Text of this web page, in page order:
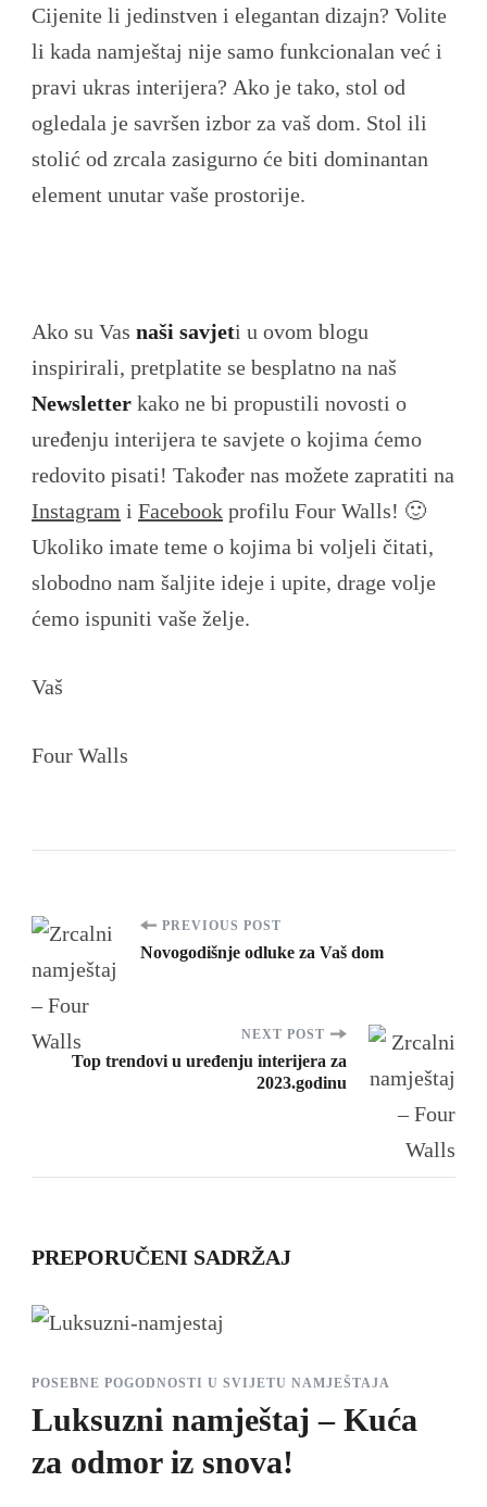
Cijenite li jedinstven i elegantan dizajn? Volite
li kada namještaj nije samo funkcionalan već i
pravi ukras interijera? Ako je tako, stol od
ogledala je savršen izbor za vaš dom. Stol ili
stolić od zrcala zasigurno će biti dominantan
element unutar vaše prostorije.
Ako su Vas naši savjeti u ovom blogu
inspirirali, pretplatite se besplatno na naš
Newsletter kako ne bi propustili novosti o
uređenju interijera te savjete o kojima ćemo
redovito pisati! Također nas možete zapratiti na
Instagram i Facebook profilu Four Walls! 🙂
Ukoliko imate teme o kojima bi voljeli čitati,
slobodno nam šaljite ideje i upite, drage volje
ćemo ispuniti vaše želje.
Vaš
Four Walls
Post
Navigation
PREVIOUS POST
Novogodišnje odluke za Vaš dom
NEXT POST
Top trendovi u uređenju interijera za
2023.godinu
PREPORUČENI SADRŽAJ
POSEBNE POGODNOSTI U SVIJETU NAMJEŠTAJA
Luksuzni namještaj – Kuća
za odmor iz snova!